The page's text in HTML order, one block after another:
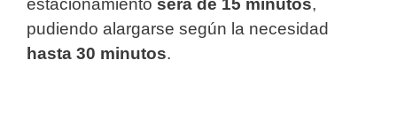
estacionamiento será de 15 minutos,
pudiendo alargarse según la necesidad
hasta 30 minutos.